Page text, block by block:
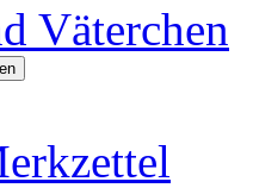
Väterchen